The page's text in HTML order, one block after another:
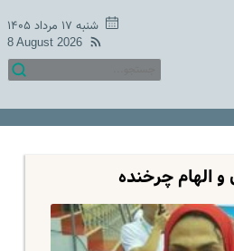
شنبه ۱۷ مرداد ۱۴۰۵
8 August 2026
الهام چرخنده